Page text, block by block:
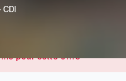
CDI
pour cette offre